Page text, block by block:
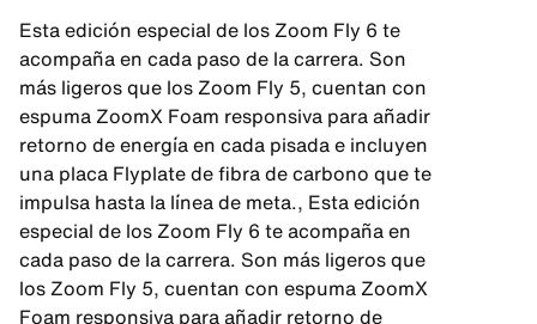
Esta edición especial de los Zoom Fly 6 te
acompaña en cada paso de la carrera. Son
más ligeros que los Zoom Fly 5, cuentan con
espuma ZoomX Foam responsiva para añadir
retorno de energía en cada pisada e incluyen
una placa Flyplate de fibra de carbono que te
impulsa hasta la línea de meta., Esta edición
especial de los Zoom Fly 6 te acompaña en
cada paso de la carrera. Son más ligeros que
los Zoom Fly 5, cuentan con espuma ZoomX
Foam responsiva para añadir retorno de